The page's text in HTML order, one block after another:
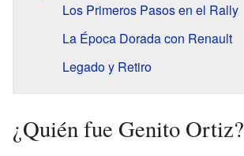
Los Primeros Pasos en el Rally
La Época Dorada con Renault
Legado y Retiro
¿Quién fue Genito Ortiz?